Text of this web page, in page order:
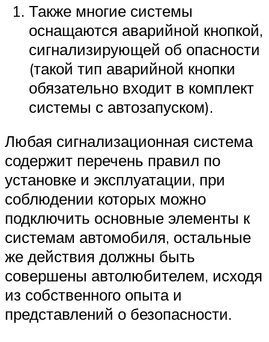
Также многие системы
оснащаются аварийной кнопкой,
сигнализирующей об опасности
(такой тип аварийной кнопки
обязательно входит в комплект
системы с автозапуском).
Любая сигнализационная система
содержит перечень правил по
установке и эксплуатации, при
соблюдении которых можно
подключить основные элементы к
системам автомобиля, остальные
же действия должны быть
совершены автолюбителем, исходя
из собственного опыта и
представлений о безопасности.